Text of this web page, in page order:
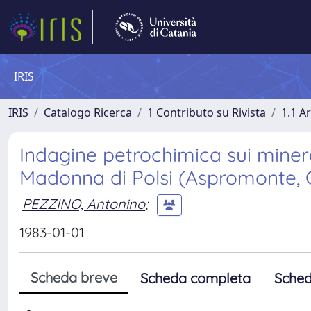
IRIS
IRIS Catalogo Ricerca 1 Contributo su Rivista 1.1
Indagine petrochimica sui
Madonna di Polsi (Aspromonte,
PEZZINO, Antonino;
1983-01-01
Scheda breve Scheda completa